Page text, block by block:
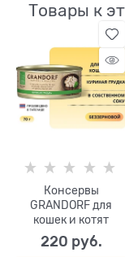
Товары к
Консервы
GRANDORF для
кошек и котят
куриная грудка в
собственном соку
220 руб.